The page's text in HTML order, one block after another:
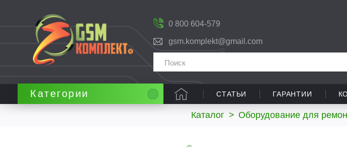
0 800 604-579
gsm.komplekt@gmail.com
СТАТЬИ ГАРАНТИИ
Каталог > Оборудование для
Категории